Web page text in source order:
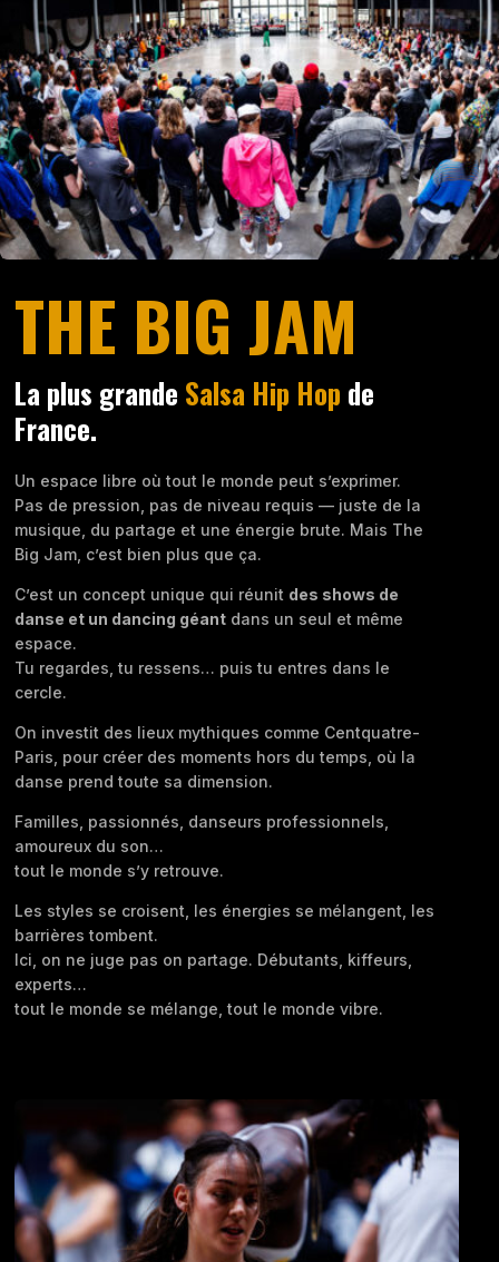
THE BIG JAM
La plus grande Salsa Hip Hop de
France.
Un espace libre où tout le monde peut s’exprimer.
Pas de pression, pas de niveau requis — juste de la
musique, du partage et une énergie brute. Mais The
Big Jam, c’est bien plus que ça.
C’est un concept unique qui réunit des shows de
danse et un dancing géant dans un seul et même
espace.
Tu regardes, tu ressens… puis tu entres dans le
cercle.
On investit des lieux mythiques comme Centquatre-
Paris , pour créer des moments hors du temps, où la
danse prend toute sa dimension.
Familles, passionnés, danseurs professionnels,
amoureux du son…
tout le monde s’y retrouve.
Les styles se croisent, les énergies se mélangent, les
barrières tombent.
Ici, on ne juge pas on partage. Débutants, kiffeurs,
experts…
tout le monde se mélange, tout le monde vibre.